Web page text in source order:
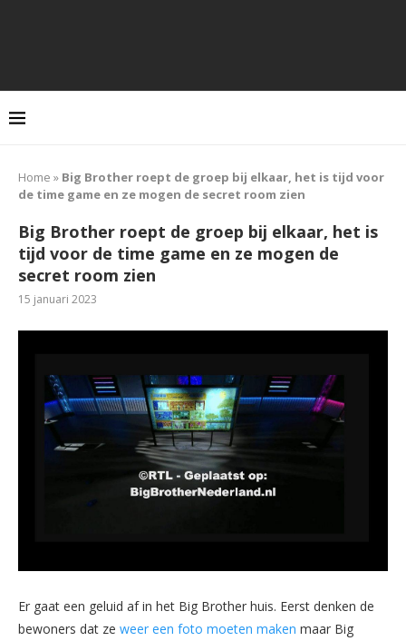
Home » Big Brother roept de groep bij elkaar, het is tijd voor
de time game en ze mogen de secret room zien
Big Brother roept de groep bij elkaar, het is
tijd voor de time game en ze mogen de
secret room zien
15 januari 2023
Er gaat een geluid af in het Big Brother huis. Eerst denken de
bewoners dat ze weer een foto moeten maken maar Big